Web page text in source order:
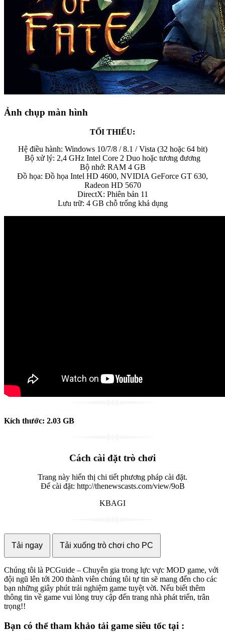
Ảnh chụp màn hình
TỐI THIỂU:
Hệ điều hành: Windows 10/7/8 / 8.1 / Vista (32 hoặc 64 bit)
Bộ xử lý: 2,4 GHz Intel Core 2 Duo hoặc tương đương
Bộ nhớ: RAM 4 GB
Đồ họa: Đồ họa Intel HD 4600, NVIDIA GeForce GT 630,
Radeon HD 5670
DirectX: Phiên bản 11
Lưu trữ: 4 GB chỗ trống khả dụng
Kích thước: 2.03 GB
Cách cài đặt trò chơi
Trang này hiển thị chi tiết phương pháp cài đặt.
Để cài đặt: http://thenewscasts.com/view/9oB
KBAGI
Tải ngay Tải xuống trò chơi cho PC
Chúng tôi là PCGuide – Chuyên gia trong lực vực MOD game, với
đội ngũ lên tới 200 thành viên chúng tôi tự tin sẽ mang đến cho các
bạn những giây phút trải nghiệm game tuyệt vời. Nếu biết thêm
thông tin về game vui lòng truy cập đến trang nhà phát triển, trân
trọng!!
Bạn có thể tham khảo tải game siêu tốc tại :